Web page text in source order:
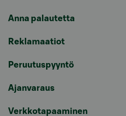
Anna palautetta
Reklamaatiot
Peruutuspyyntö
Ajanvaraus
Verkkotapaaminen